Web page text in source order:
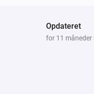
Opdateret
for 11 måneder